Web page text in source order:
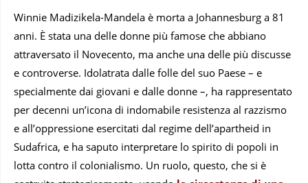
Winnie Madizikela-Mandela è morta a Johannesburg a 81
anni. È stata una delle donne più famose che abbiano
attraversato il Novecento, ma anche una delle più discusse
e controverse. Idolatrata dalle folle del suo Paese – e
specialmente dai giovani e dalle donne –, ha rappresentato
per decenni un’icona di indomabile resistenza al razzismo
e all’oppressione esercitati dal regime dell’apartheid in
Sudafrica, e ha saputo interpretare lo spirito di popoli in
lotta contro il colonialismo. Un ruolo, questo, che si è